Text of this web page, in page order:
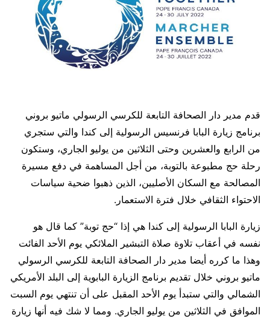
قدم مدير دار الصحافة التابعة للكرسي الرسولي ماتيو بروني
برنامج زيارة البابا فرنسيس الرسولية إلى كندا والتي ستجري
من الرابع والعشرين وحتى الثلاثين من يوليو الجاري، وستكون
رحلة حج مطبوعة بالتوبة، من أجل المساهمة في دفع مسيرة
المصالحة مع السكان الأصليين، الذين ذهبوا ضحية سياسات
الاحتواء الثقافي خلال فترة الاستعمار.
زيارة البابا الرسولية إلى كندا هي إذا “حج توبة” كما قال هو
نفسه في أعقاب تلاوة صلاة التبشير الملائكي يوم الأحد الفائت
وهذا ما كرره أيضا مدير دار الصحافة التابعة للكرسي الرسولي
ماتيو بروني خلال تقديم برنامج الزيارة البابوية إلى البلد الأمريكي
الشمالي والتي ستبدأ يوم الأحد المقبل على أن تنتهي يوم السبت
الموافق في الثلاثين من يوليو الجاري. ومما لا شك فيه أنها زيارة